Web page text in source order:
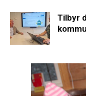
Tilbyr